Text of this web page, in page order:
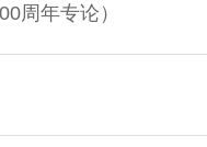
周年专论）